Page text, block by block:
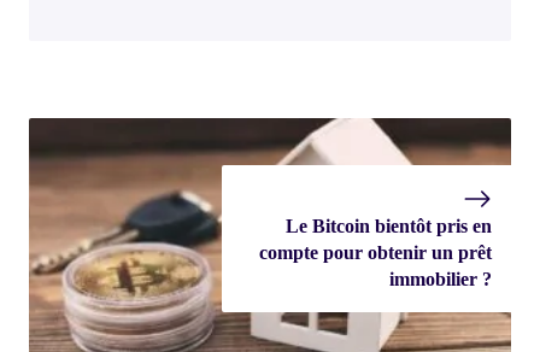
Le Bitcoin bientôt pris en
compte pour obtenir un prêt
immobilier ?